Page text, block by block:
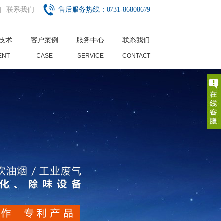
联系我们 售后服务热线：0731-86808679
术 客户案例
CASE
服务中心
SERVICE
联系我们
CONTACT